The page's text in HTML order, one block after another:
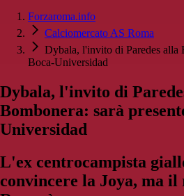
Forzaroma.info
Calciomercato AS Roma
Dybala, l'invito di Paredes alla
Boca-Universidad
Dybala, l'invito di
Bombonera: sarà
Universidad
L'ex centrocampista
convincere la Joya, ma il